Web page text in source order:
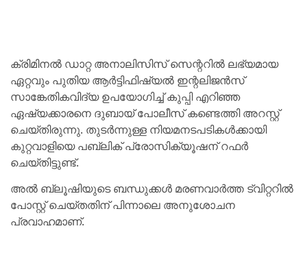
ക്രിമിനൽ ഡാറ്റ അനാലിസിസ് സെന്ററിൽ ലഭ്യമായ
ഏറ്റവും പുതിയ ആർട്ടിഫിഷ്യൽ ഇന്റലിജൻസ്
സാങ്കേതികവിദ്യ ഉപയോഗിച്ച് കുപ്പി എറിഞ്ഞ
ഏഷ്യക്കാരനെ ദുബായ് പോലീസ് കണ്ടെത്തി അറസ്റ്റ്
ചെയ്തിരുന്നു. തുടർന്നുള്ള നിയമനടപടികൾക്കായി
കുറ്റവാളിയെ പബ്ലിക് പ്രോസിക്യൂഷന് റഫർ
ചെയ്തിട്ടുണ്ട്.
അൽ ബ്ലൂഷിയുടെ ബന്ധുക്കൾ മരണവാർത്ത ട്വിറ്ററിൽ
പോസ്റ്റ് ചെയ്തതിന് പിന്നാലെ അനുശോചന
പ്രവാഹമാണ്.